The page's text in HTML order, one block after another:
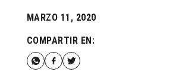
MARZO 11, 2020
COMPARTIR EN: